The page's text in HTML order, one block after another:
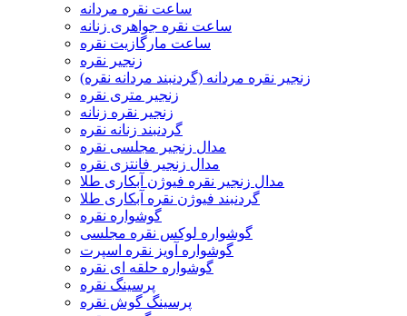
ساعت نقره مردانه
ساعت نقره جواهری زنانه
ساعت مارگازیت نقره
زنجیر نقره
زنجیر نقره مردانه (گردنبند مردانه نقره)
زنجیر متری نقره
زنجیر نقره زنانه
گردنبند زنانه نقره
مدال زنجیر مجلسی نقره
مدال زنجیر فانتزی نقره
مدال زنجیر نقره فیوژن آبکاری طلا
گردنبند فیوژن نقره آبکاری طلا
گوشواره نقره
گوشواره لوکس نقره مجلسی
گوشواره آویز نقره اسپرت
گوشواره حلقه ای نقره
پرسینگ نقره
پرسینگ گوش نقره